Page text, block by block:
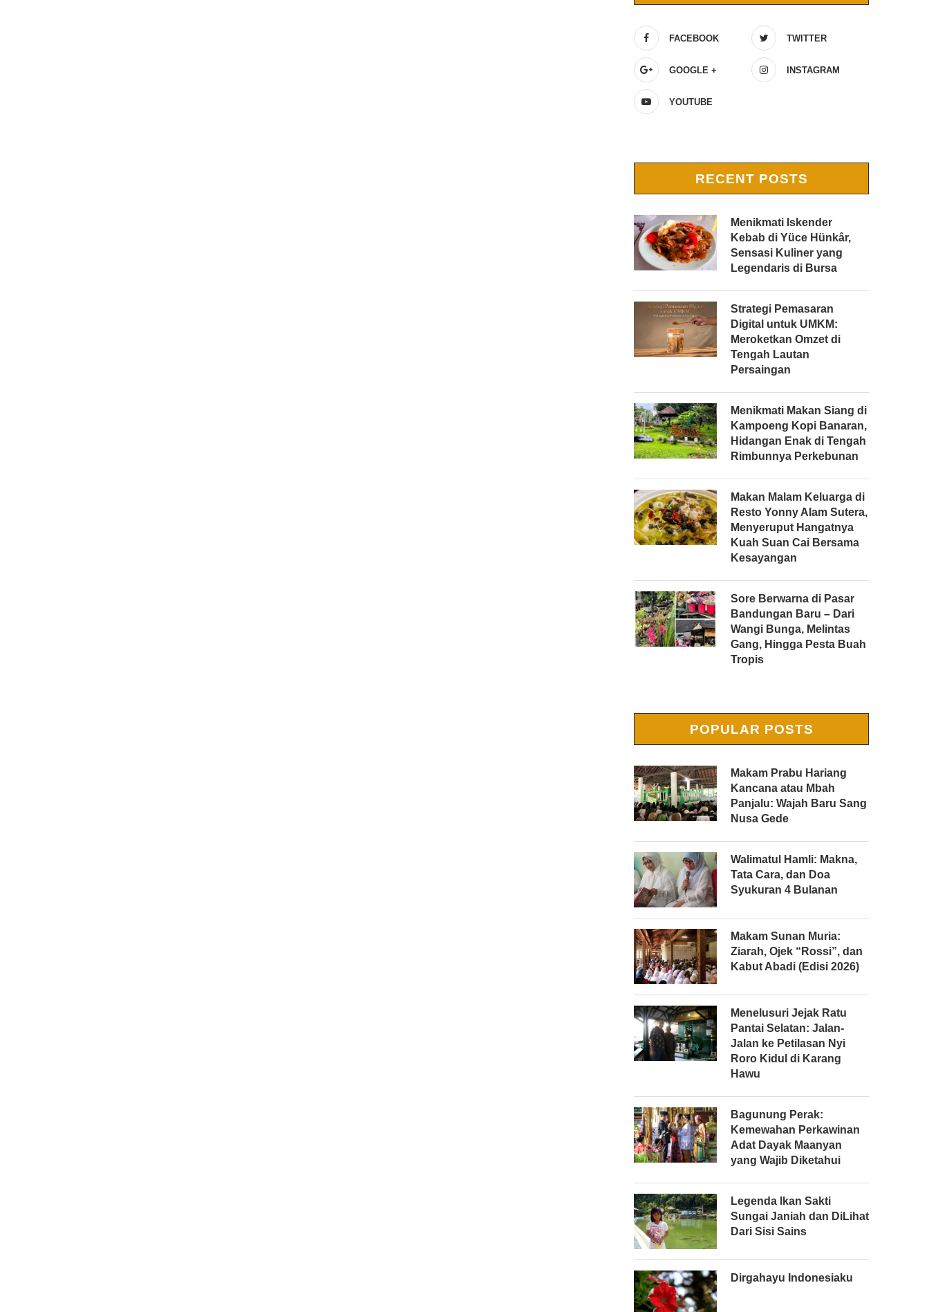
FACEBOOK TWITTER
GOOGLE + INSTAGRAM
YOUTUBE
RECENT POSTS
Menikmati Iskender
Kebab di Yüce Hünkâr,
Sensasi Kuliner yang
Legendaris di Bursa
Strategi Pemasaran
Digital untuk UMKM:
Meroketkan Omzet di
Tengah Lautan
Persaingan
Menikmati Makan Siang di
Kampoeng Kopi Banaran,
Hidangan Enak di Tengah
Rimbunnya Perkebunan
Makan Malam Keluarga di
Resto Yonny Alam Sutera,
Menyeruput Hangatnya
Kuah Suan Cai Bersama
Kesayangan
Sore Berwarna di Pasar
Bandungan Baru – Dari
Wangi Bunga, Melintas
Gang, Hingga Pesta Buah
Tropis
POPULAR POSTS
Makam Prabu Hariang
Kancana atau Mbah
Panjalu: Wajah Baru Sang
Nusa Gede
Walimatul Hamli: Makna,
Tata Cara, dan Doa
Syukuran 4 Bulanan
Makam Sunan Muria:
Ziarah, Ojek “Rossi”, dan
Kabut Abadi (Edisi 2026)
Menelusuri Jejak Ratu
Pantai Selatan: Jalan-
Jalan ke Petilasan Nyi
Roro Kidul di Karang
Hawu
Bagunung Perak:
Kemewahan Perkawinan
Adat Dayak Maanyan
yang Wajib Diketahui
Legenda Ikan Sakti
Sungai Janiah dan DiLihat
Dari Sisi Sains
Dirgahayu Indonesiaku